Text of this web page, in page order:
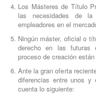
Los Másteres de Título
las necesidades de
empleadores en el
Ningún máster, oficial o
derecho en las futuras
proceso de creación
Ante la gran oferta
diferencias entre unos y
cuenta lo siguiente: